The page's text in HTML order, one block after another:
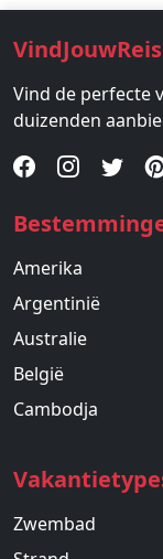
Vind de perfecte
duizenden
Amerika
Argentinië
Australie
België
Cambodja
Zwembad